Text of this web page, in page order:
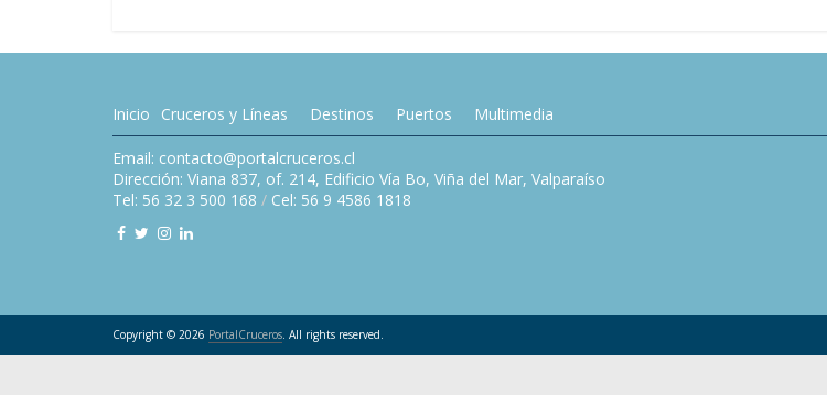
Inicio Cruceros y Líneas Destinos Puertos Multimedia
Email: contacto@portalcruceros.cl
Dirección: Viana 837, of. 214, Edificio Vía Bo, Viña del Mar, Valparaíso
Tel: 56 32 3 500 168 / Cel: 56 9 4586 1818
Copyright © 2026 PortalCruceros. All rights reserved.